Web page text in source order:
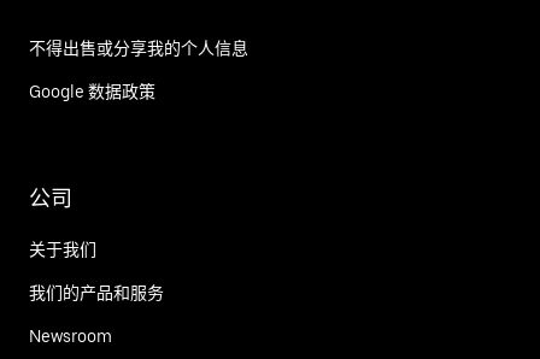
不得出售或分享我的个人信息
Google 数据政策
公司
关于我们
我们的产品和服务
Newsroom